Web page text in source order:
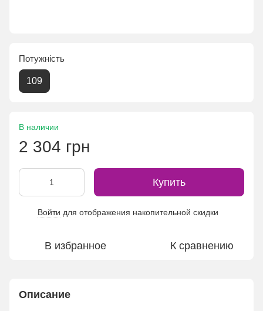
Потужність
109
В наличии
2 304 грн
Купить
Войти для отображения накопительной скидки
В избранное К сравнению
Описание